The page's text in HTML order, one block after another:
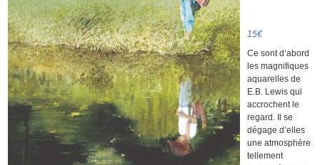
15€
Ce sont d’abord
les magnifiques
aquarelles de
E.B. Lewis qui
accrochent le
regard. Il se
dégage d’elles
une atmosphère
tellement